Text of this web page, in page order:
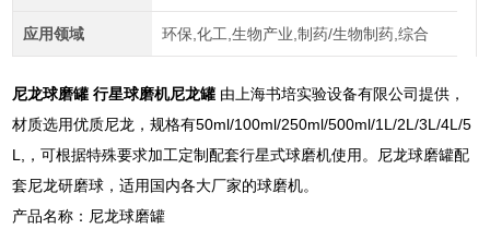
应用领域 环保,化工,生物产业,制药/生物制药,综合
尼龙球磨罐 行星球磨机尼龙罐 由上海书培实验设备有限公司提供，
材质选用优质尼龙，规格有50ml/100ml/250ml/500ml/1L/2L/3L/4L/5
L,，可根据特殊要求加工定制配套行星式球磨机使用。尼龙球磨罐配
套尼龙研磨球，适用国内各大厂家的球磨机。
产品名称：尼龙球磨罐